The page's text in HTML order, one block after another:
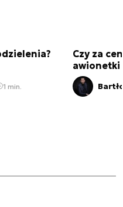
1 min.
Czy za
awionetki